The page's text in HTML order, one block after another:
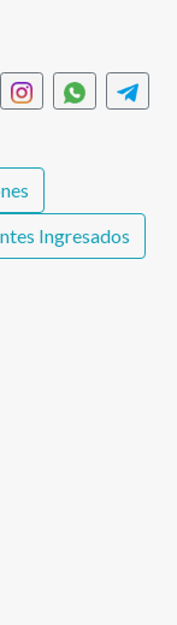
Ingresados